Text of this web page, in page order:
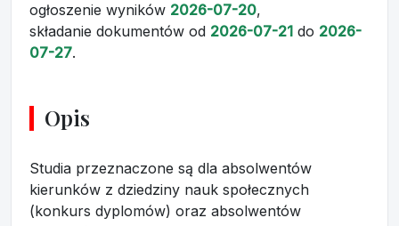
ogłoszenie wyników 2026-07-20,
składanie dokumentów od 2026-07-21 do 2026-
07-27.
Opis
Studia przeznaczone są dla absolwentów
kierunków z dziedziny nauk społecznych
(konkurs dyplomów) oraz absolwentów